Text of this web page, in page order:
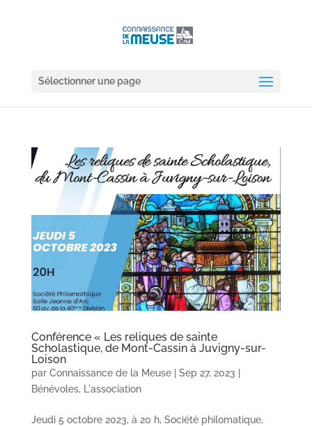
Sélectionner une page
Conférence « Les reliques de sainte
Scholastique, de Mont-Cassin à Juvigny-sur-
Loison
par Connaissance de la Meuse| Sep 27, 2023
Bénévoles, L'association
Jeudi 5 octobre 2023, à 20 h, Société philomatique,